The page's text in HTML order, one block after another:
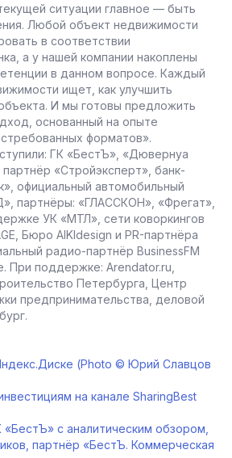
ситуации главное — быть
Любой объект недвижимости
в соответствии
а у нашей компании накоплены
в данном вопросе. Каждый
ищет, как улучшить
И мы готовы предложить
основанный на опыте
форматов».
ГК «БестЪ», «Дювернуа
«Стройэксперт», банк-
официальный автомобильный
партнёры: «ГЛАССКОН», «Фрегат»,
УК «МТЛ», сети коворкингов
Бюро AIKIdesign и PR-партнёра
радио-партнёр BusinessFM
При поддержке: Arendator.ru,
Петербурга, Центр
предпринимательства, деловой
(Photo © Юрий Славцов
на канале SharingBest
с аналитическим обзором,
партнёр «БестЪ. Коммерческая